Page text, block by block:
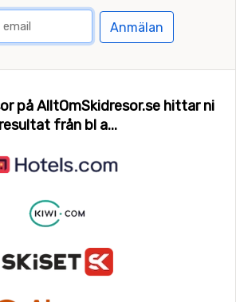
Anmälan
på AlltOmSkidresor.se hittar ni
resultat från bl a...